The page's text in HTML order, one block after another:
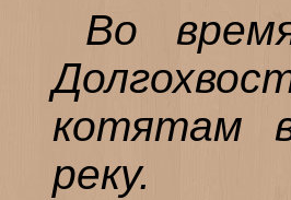
Во
котятам
реку.